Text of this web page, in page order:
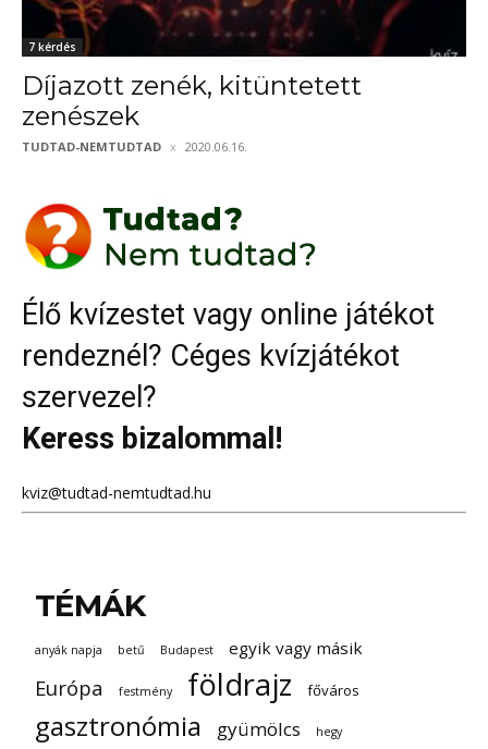
7 kérdés
Díjazott zenék, kitüntetett
zenészek
TUDTAD-NEMTUDTAD 2020.06.16.
Élő kvízestet vagy online játékot
rendeznél? Céges kvízjátékot
szervezel?
Keress bizalommal!
kviz@tudtad-nemtudtad.hu
TÉMÁK
anyák napja betű Budapest egyik vagy másik
Európa festmény földrajz főváros
gasztronómia gyümölcs hegy